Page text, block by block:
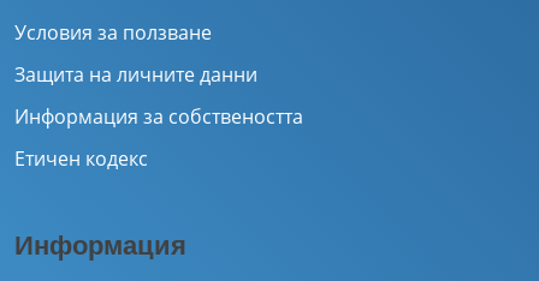
Условия за ползване
Защита на личните данни
Информация за собствеността
Етичен кодекс
Информация